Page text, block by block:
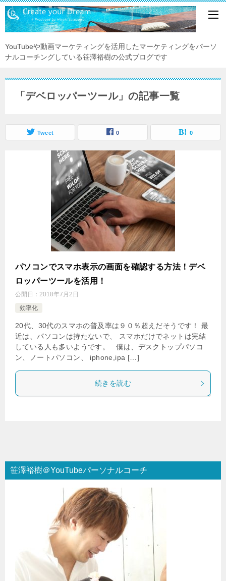
YouTubeや動画マーケティングを活用したマーケティングをパーソ
ナルコーチングしている笹澤裕樹の公式ブログです
「デベロッパーツール」の記事一覧
Tweet 0 0
パソコンでスマホ表示の画面を確認する方法！デベ
ロッパーツールを活用！
公開日： 2018年7月2日
効率化
20代、30代のスマホの普及率は９０％超えだそうです！ 最
近は、パソコンは持たないで、 スマホだけでネットは完結
している人も多いようです。 僕は、デスクトップパソコ
ン、ノートパソコン、 iphone,ipa […]
続きを読む
笹澤裕樹＠YouTubeパーソナルコーチ